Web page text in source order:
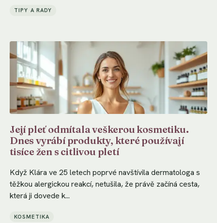
TIPY A RADY
Její pleť odmítala veškerou kosmetiku.
Dnes vyrábí produkty, které používají
tisíce žen s citlivou pletí
Když Klára ve 25 letech poprvé navštívila dermatologa s
těžkou alergickou reakcí, netušila, že právě začíná cesta,
která ji dovede k...
KOSMETIKA